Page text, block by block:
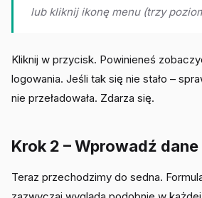
lub kliknij ikonę menu (trzy
Kliknij w przycisk. Powinieneś
logowania. Jeśli tak się nie stało –
nie przeładowała. Zdarza się.
Krok 2 – Wprowadź
Teraz przechodzimy do sedna.